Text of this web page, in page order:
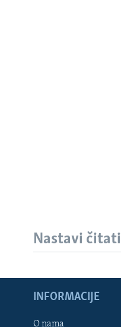
Learning English
Nastavi čitati
INFORMACIJE
O nama